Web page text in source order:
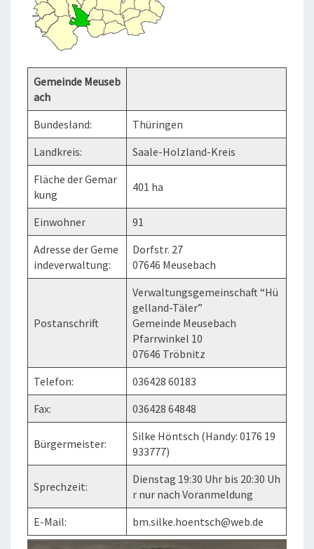
Gemeinde Meuseb
ach
Bundesland:
Thüringen
Landkreis:
Saale-Holzland-Kreis
Fläche der Gemar
kung
401 ha
Einwohner
91
Adresse der Geme
indeverwaltung:
Dorfstr. 27
07646 Meusebach
Postanschrift
Verwaltungsgemeinschaft “Hü
gelland-Täler”
Gemeinde Meusebach
Pfarrwinkel 10
07646 Tröbnitz
Telefon:
036428 60183
Fax:
036428 64848
Bürgermeister:
Silke Höntsch (Handy: 0176 19
933777)
Sprechzeit:
Dienstag 19:30 Uhr bis 20:30 Uh
r nur nach Voranmeldung
E-Mail:
bm.silke.hoentsch@web.de